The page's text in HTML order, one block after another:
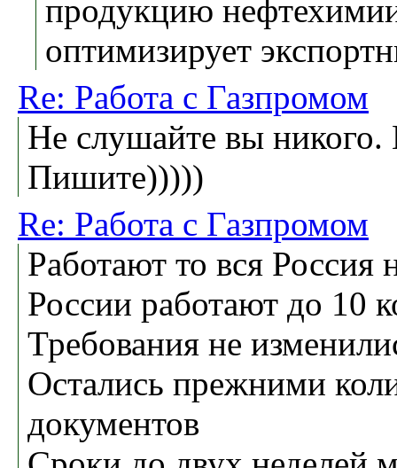
продукцию
оптимизирует
Re: Работа с Газпромом
Не слушайте вы
Пишите)))))
Re: Работа с Газпромом
Работают то вся Россия
России работают до 10
Требования не
Остались прежними
документов